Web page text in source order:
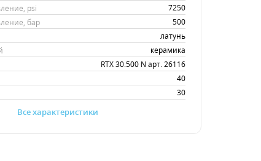
psi
7250
бар
500
латунь
керамика
RTX 30.500 N арт. 26116
40
30
Все характеристики